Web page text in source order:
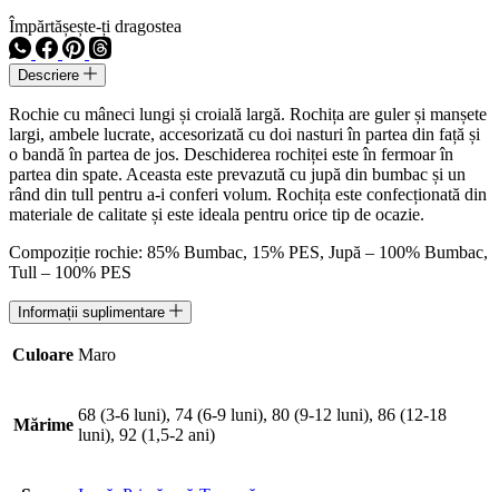
Împărtășește-ți dragostea
Descriere
Rochie cu mâneci lungi și croială largă. Rochița are guler și manșete
largi, ambele lucrate, accesorizată cu doi nasturi în partea din față și
o bandă în partea de jos. Deschiderea rochiței este în fermoar în
partea din spate. Aceasta este prevazută cu jupă din bumbac și un
rând din tull pentru a-i conferi volum. Rochița este confecționată din
materiale de calitate și este ideala pentru orice tip de ocazie.
Compoziție rochie: 85% Bumbac, 15% PES, Jupă – 100% Bumbac,
Tull – 100% PES
Informații suplimentare
Culoare Maro
Mărime
68 (3-6 luni), 74 (6-9 luni), 80 (9-12 luni), 86 (12-18
luni), 92 (1,5-2 ani)